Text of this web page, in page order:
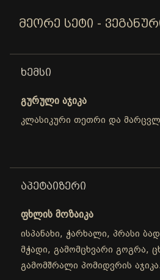
ᲛᲔᲝᲠᲔ ᲡᲔᲢᲘ -
ᲮᲔᲛᲡᲘ
გურული აჯიკა
კლასიკური თეთრი და
ᲐᲞᲔᲢᲐᲘᲖᲔᲠᲘ
ფხლის მოზაიკა
ისპანახი, ჭარხალი, პრასი
მჭადი, გამომცხვარი გოგრა,
გამომშრალი პომიდვრის აჯიკა.